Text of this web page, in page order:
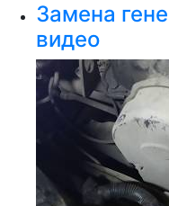
Замена
видео